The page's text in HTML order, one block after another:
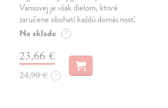
Vansovej je však dielom, ktoré
zaručene obohatí každú domácnosť.
Na sklade ?
23,66 €
24,90 € ?